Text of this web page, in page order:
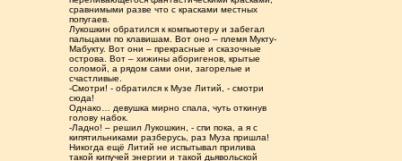
сравнимыми разве что с красками местных
попугаев.
Лукошкин обратился к компьютеру и забегал
пальцами по клавишам. Вот оно – племя Мукту-
Мабукту. Вот они – прекрасные и сказочные
острова. Вот – хижины аборигенов, крытые
соломой, а рядом сами они, загорелые и
счастливые.
-Смотри! - обратился к Музе Литий, - смотри
сюда!
Однако… девушка мирно спала, чуть откинув
голову набок.
-Ладно! – решил Лукошкин, - спи пока, а я с
кипятильниками разберусь, раз Муза пришла!
Никогда ещё Литий не испытывал прилива
такой кипучей энергии и такой дьявольской